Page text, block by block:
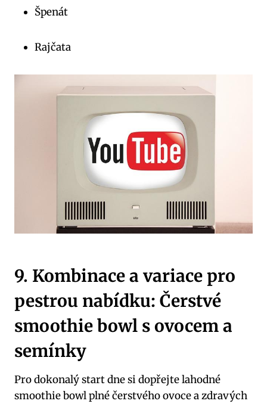
Špenát
Rajčata
9. Kombinace a variace pro
pestrou nabídku: Čerstvé
smoothie bowl s ovocem a
semínky
Pro dokonalý start dne si dopřejte lahodné
smoothie bowl plné čerstvého ovoce a zdravých